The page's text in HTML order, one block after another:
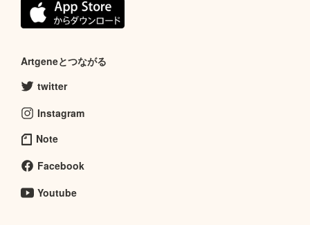
Artgeneとつながる
twitter
Instagram
Note
Facebook
Youtube